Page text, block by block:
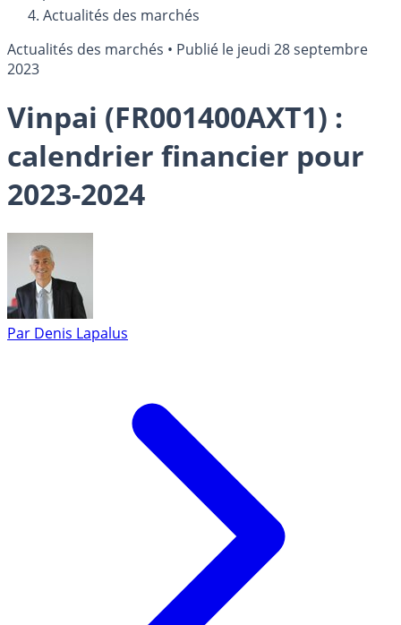
Actualités des marchés
Actualités des marchés • Publié le jeudi 28 septembre
2023
Vinpai (FR001400AXT1) :
calendrier financier pour
2023-2024
Par Denis Lapalus